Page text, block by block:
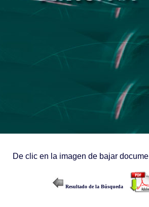
De clic en la imagen de bajar
Resultado de la Búsqueda